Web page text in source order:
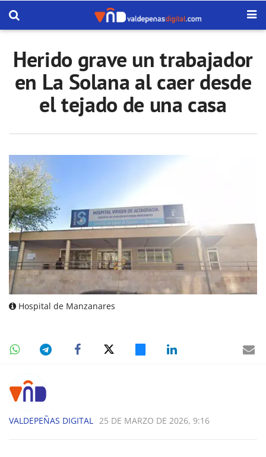
Herido grave un trabajador
en La Solana al caer desde
el tejado de una casa
Hospital de Manzanares
VALDEPEÑAS DIGITAL 25 DE MARZO DE 2026, 9:16